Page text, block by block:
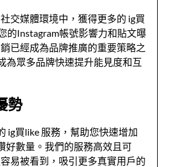
交媒體環境中，獲得更多的 ig買
的Instagram帳號影響力和貼文曝
已經成為品牌推廣的重要策略之
為眾多品牌快速提升能見度和互
勢
ig買like 服務，幫助您快速增加
好數量。我們的服務高效且可
易被看到，吸引更多真實用戶的